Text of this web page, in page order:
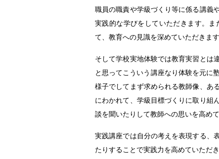
職員の職責や学級づくり等に係る講義
実践的な学びをしていただきます。
て、教育への見識を深めていただきます
そして学校実地体験では教育実習とは
と思ってこういう講座なり体験を元に
様子でしてまず求められる教師像、あ
にわかれて、学級目標づくりに取り組
談を聞いたりして教師への思いを高め
実践講座では自分の考えを表現する、
たりすることで実践力を高めていただき